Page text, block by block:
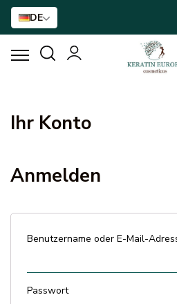
DE
HAARGLÄTTUNGSMITTEL
HAARPFLEGE FÜR ZUHAUSE
NANO GOLD
Ihr Konto
Anmelden
Benutzername oder E-Mail-
Passwort